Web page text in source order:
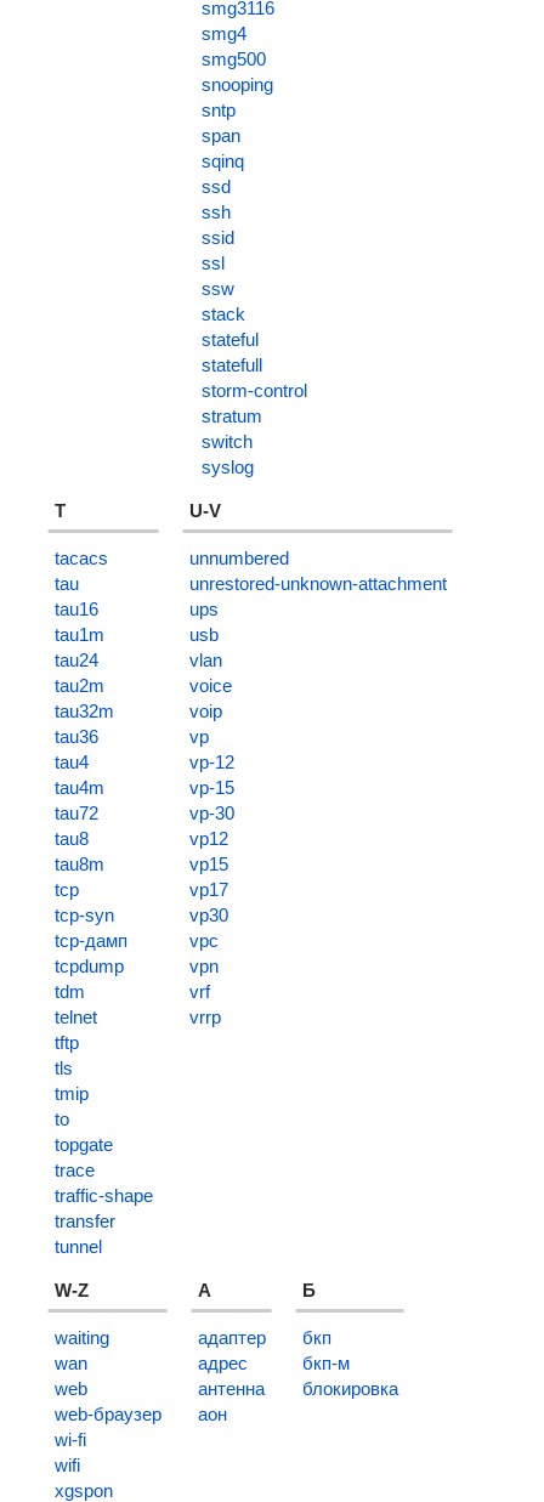
smg3116
smg4
smg500
snooping
sntp
span
sqinq
ssd
ssh
ssid
ssl
ssw
stack
stateful
statefull
storm-control
stratum
switch
syslog
T
tacacs
tau
tau16
tau1m
tau24
tau2m
tau32m
tau36
tau4
tau4m
tau72
tau8
tau8m
tcp
tcp-syn
tcp-дамп
tcpdump
tdm
telnet
tftp
tls
tmip
to
topgate
trace
traffic-shape
transfer
tunnel
U-V
unnumbered
unrestored-unknown-attachment
ups
usb
vlan
voice
voip
vp
vp-12
vp-15
vp-30
vp12
vp15
vp17
vp30
vpc
vpn
vrf
vrrp
W-Z
waiting
wan
web
web-браузер
wi-fi
wifi
xgspon
А
адаптер
адрес
антенна
аон
Б
бкп
бкп-м
блокировка